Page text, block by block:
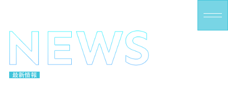
M
最新情報